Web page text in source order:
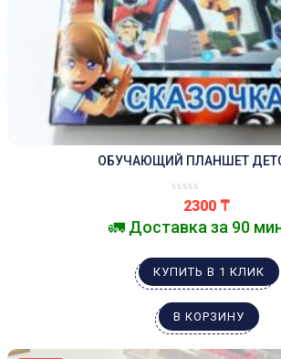
ОБУЧАЮЩИЙ ПЛАНШЕТ
2300 ₸
🚛 Доставка за 90
КУПИТЬ В 1 КЛИК
В КОРЗИНУ